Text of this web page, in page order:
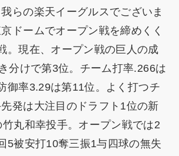
らの楽天イーグルスでございま
ドームでオープン戦を締めくく
。現在、オープン戦の巨人の成
分けで第3位。チーム打率.266は
御率3.29は第11位。よく打つチ
発は大注目のドラフト1位の新
竹丸和幸投手。オープン戦では2
5被安打10奪三振1与四球の無失